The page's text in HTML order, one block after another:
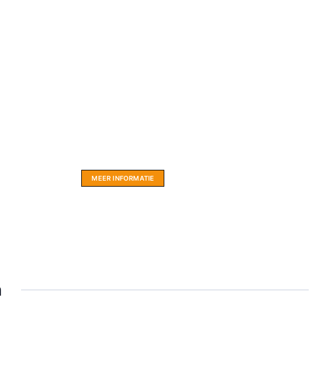
MEER INFORMATIE